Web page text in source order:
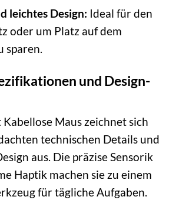
leichtes Design: Ideal für den
oder um Platz auf dem
sparen.
und Design-
Maus zeichnet sich
technischen Details und
aus. Die präzise Sensorik
Haptik machen sie zu einem
für tägliche Aufgaben.